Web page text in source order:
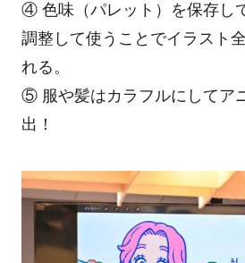
④ 色味（パレット）を保存し
調整して使うことでイラスト
れる。
⑤ 服や髪はカラフルにしてア
出！